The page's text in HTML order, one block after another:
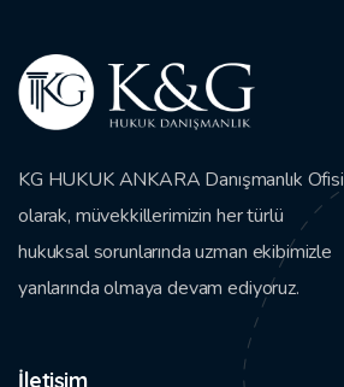
KG HUKUK ANKARA Danışmanlık Ofisi
olarak, müvekkillerimizin her türlü
hukuksal sorunlarında uzman ekibimizle
yanlarında olmaya devam ediyoruz.
İletişim